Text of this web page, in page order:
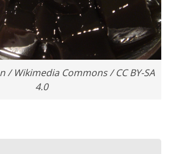
/ Wikimedia Commons / CC BY-SA
4.0